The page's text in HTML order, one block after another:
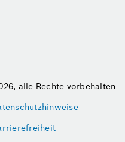
alle Rechte vorbehalten